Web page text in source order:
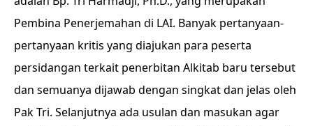
Pembina Penerjemahan di LAI. Banyak pertanyaan-
pertanyaan kritis yang diajukan para peserta
persidangan terkait penerbitan Alkitab baru tersebut
dan semuanya dijawab dengan singkat dan jelas oleh
Pak Tri. Selanjutnya ada usulan dan masukan agar